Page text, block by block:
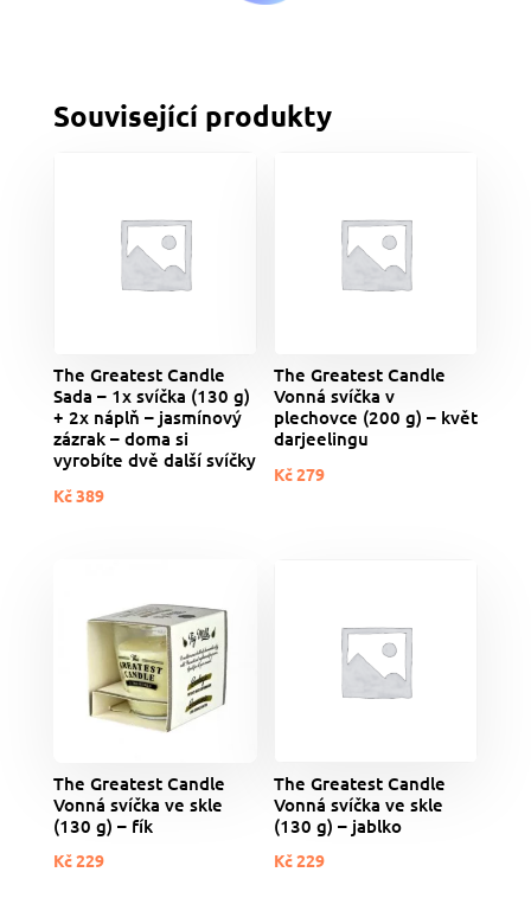
Související produkty
The Greatest Candle
Sada – 1x svíčka (130 g)
+ 2x náplň – jasmínový
zázrak – doma si
vyrobíte dvě další svíčky
Kč389
The Greatest Candle
Vonná svíčka v
plechovce (200 g) – květ
darjeelingu
Kč279
The Greatest Candle
Vonná svíčka ve skle
(130 g) – fík
Kč229
The Greatest Candle
Vonná svíčka ve skle
(130 g) – jablko
Kč229